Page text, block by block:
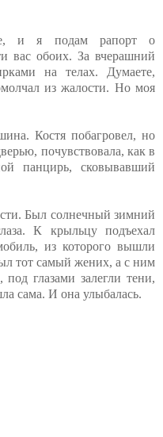
и я подам рапорт о
вас обоих. За вчерашний
на телах. Думаете,
из жалости. Но моя
Костя побагровел, но
почувствовала, как в
панцирь, сковывавший
Был солнечный зимний
К крыльцу подъехал
из которого вышли
тот самый жених, а с ним
глазами залегли тени,
сама. И она улыбалась.